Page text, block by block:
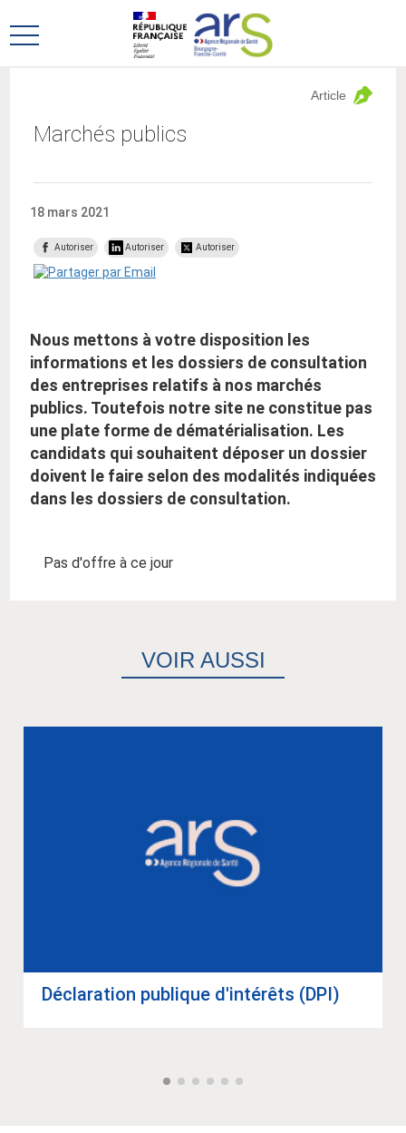
au
menu
au
contenu
Ouvrir
Marchés publics
Article
18 mars 2021
Autoriser Autoriser Autoriser
Nous mettons à votre disposition les
informations et les dossiers de consultation
des entreprises relatifs à nos marchés
publics. Toutefois notre site ne constitue pas
une plate forme de dématérialisation. Les
candidats qui souhaitent déposer un dossier
doivent le faire selon des modalités indiquées
dans les dossiers de consultation.
Pas d'offre à ce jour
VOIR AUSSI
Décla­ra­tion publique d'in­té­rêts (DPI)